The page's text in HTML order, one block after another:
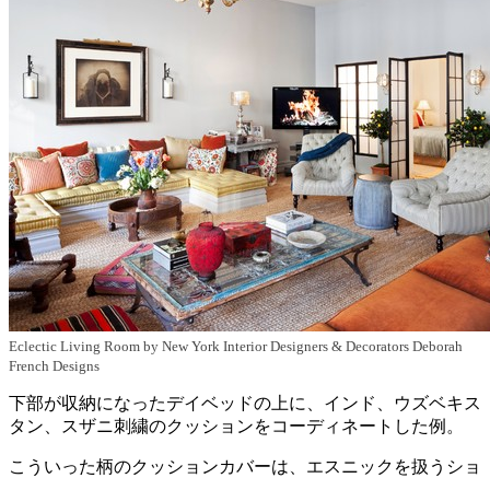
Eclectic Living Room by New York Interior Designers & Decorators Deborah
French Designs
下部が収納になったデイベッドの上に、インド、ウズベキス
タン、スザニ刺繍のクッションをコーディネートした例。
こういった柄のクッションカバーは、エスニックを扱うショ